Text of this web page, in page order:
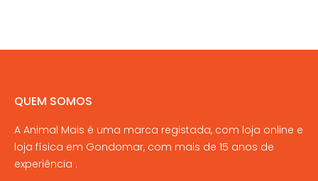
QUEM SOMOS
A Animal Mais é uma marca registada, com loja online e
loja física em Gondomar, com mais de 15 anos de
experiência .